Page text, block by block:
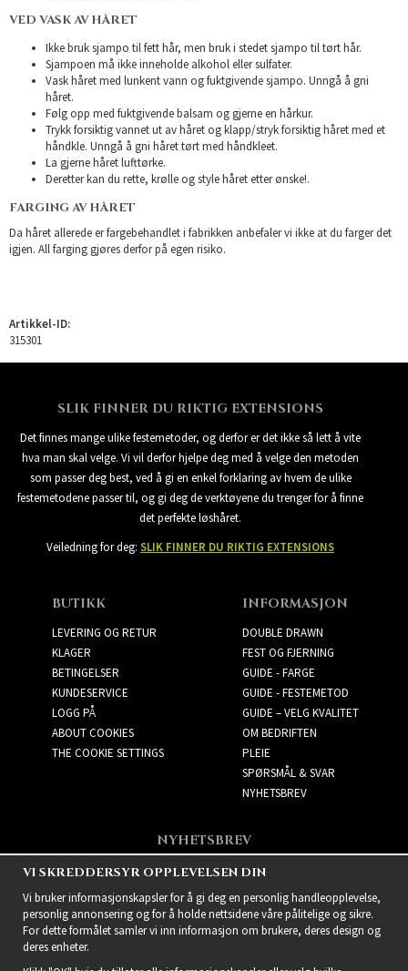
VED VASK AV HÅRET
Ikke bruk sjampo til fett hår, men bruk i stedet sjampo til tørt hår.
Sjampoen må ikke inneholde alkohol eller sulfater.
Vask håret med lunkent vann og fuktgivende sjampo. Unngå å gni
håret.
Følg opp med fuktgivende balsam og gjerne en hårkur.
Trykk forsiktig vannet ut av håret og klapp/stryk forsiktig håret med et
håndkle. Unngå å gni håret tørt med håndkleet.
La gjerne håret lufttørke.
Deretter kan du rette, krølle og style håret etter ønske!.
FARGING AV HÅRET
Da håret allerede er fargebehandlet i fabrikken anbefaler vi ikke at du farger det
igjen. All farging gjøres derfor på egen risiko.
Artikkel-ID:
315301
SLIK FINNER DU RIKTIG EXTENSIONS
Det finnes mange ulike festemetoder, og derfor er det ikke så lett å vite
hva man skal velge. Vi vil derfor hjelpe deg med å velge den metoden
som passer deg best, ved å gi en enkel forklaring av hvem de ulike
festemetodene passer til, og gi deg de verktøyene du trenger for å finne
det perfekte løshåret.
Veiledning for deg: SLIK FINNER DU RIKTIG EXTENSIONS
BUTIKK
LEVERING OG RETUR
KLAGER
BETINGELSER
KUNDESERVICE
LOGG PÅ
ABOUT COOKIES
THE COOKIE SETTINGS
INFORMASJON
DOUBLE DRAWN
FEST OG FJERNING
GUIDE - FARGE
GUIDE - FESTEMETOD
GUIDE – VELG KVALITET
OM BEDRIFTEN
PLEIE
SPØRSMÅL & SVAR
NYHETSBREV
NYHETSBREV
Få de beste tilbudene og
spennende nye produkter!
VI SKREDDERSYR OPPLEVELSEN DIN
Vi bruker informasjonskapsler for å gi deg en personlig handleopplevelse,
personlig annonsering og for å holde nettsidene våre pålitelige og sikre.
For dette formålet samler vi inn informasjon om brukere, deres design og
deres enheter.